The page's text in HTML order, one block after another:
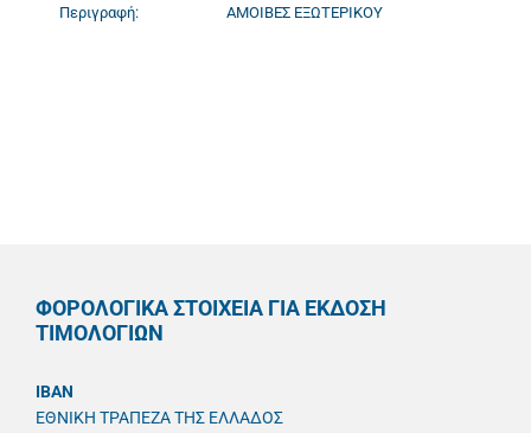
Περιγραφή: ΑΜΟΙΒΕΣ ΕΞΩΤΕΡΙΚΟΥ
ΦΟΡΟΛΟΓΙΚΑ ΣΤΟΙΧΕΙΑ ΓΙΑ ΕΚΔΟΣΗ
ΤΙΜΟΛΟΓΙΩΝ
IBAN
ΕΘΝΙΚΗ ΤΡΑΠΕΖΑ ΤΗΣ ΕΛΛΑΔΟΣ